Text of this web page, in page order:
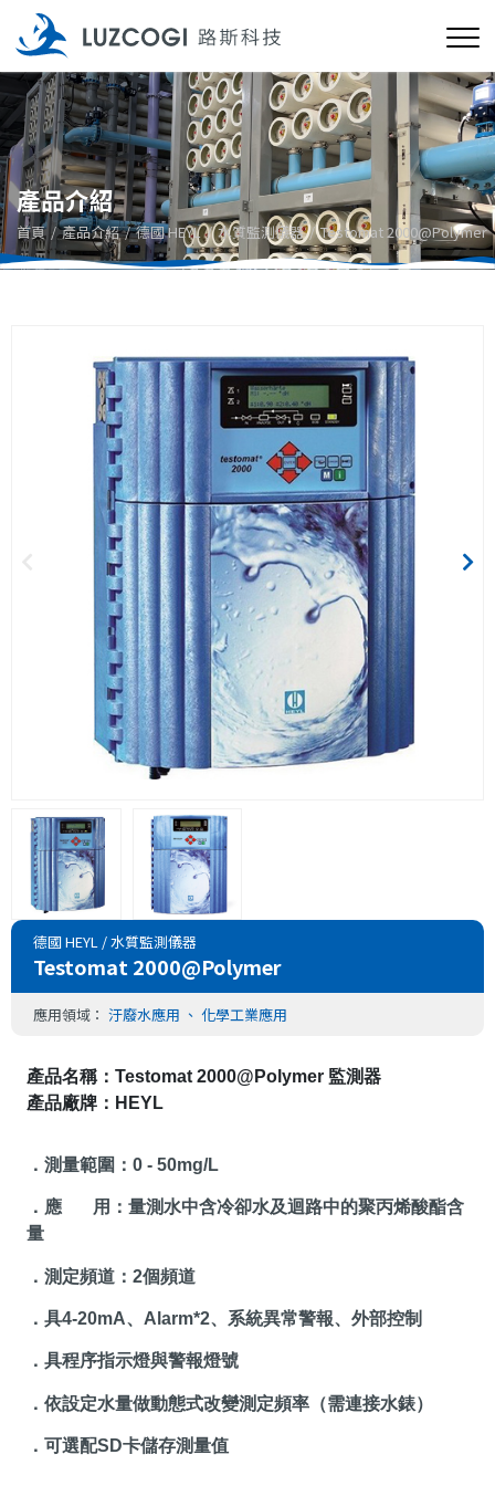
產品介紹
首頁 產品介紹 德國 HEYL 水質監測儀器 Testomat 2000@Polymer
德國 HEYL /水質監測儀器
Testomat 2000@Polymer
應用領域： 汙廢水應用 、 化學工業應用
產品名稱：Testomat 2000@Polymer 監測器
產品廠牌： HEYL
．測量範圍：0 - 50mg/L
．應
用：量測水中含冷卻水及迴路中的聚丙烯酸酯含
量
．測定頻道：2個頻道
．具4-20mA、 Alarm*2、系統異常警報、外部控制
．具程序指示燈與警報燈號
．依設定水量做動態式改變測定頻率（需連接水錶）
．可選配SD卡儲存測量值